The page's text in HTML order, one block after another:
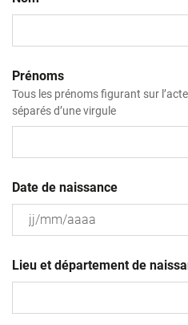
Prénoms
Tous les prénoms figurant sur
séparés d’une virgule
Date de naissance
slash
MM
Lieu et département de